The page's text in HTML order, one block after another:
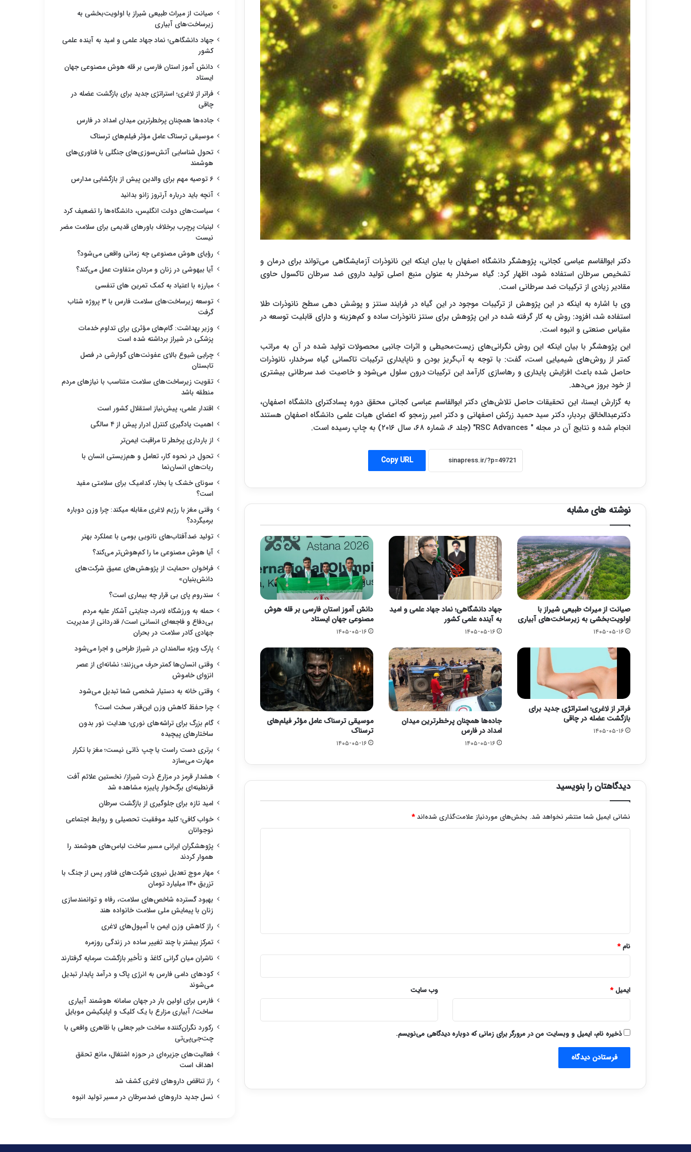
دکتر ابوالقاسم عباسی کجانی، پژوهشگر دانشگاه اصفهان با بیان اینکه این نانوذرات آزمایشگاهی می‌تواند برای درمان و
تشخیص سرطان استفاده شود، اظهار کرد: گیاه سرخدار به عنوان منبع اصلی تولید داروی ضد سرطان تاکسول حاوی
مقادیر زیادی از ترکیبات ضد سرطانی است.
وی با اشاره به اینکه در این پژوهش از ترکیبات موجود در این گیاه در فرایند سنتز و پوشش دهی سطح نانوذرات طلا
استفاده شد، افزود: روش به کار گرفته شده در این پژوهش برای سنتز نانوذرات ساده و کم‌هزینه و دارای قابلیت توسعه در
مقیاس صنعتی و انبوه است.
این پژوهشگر با بیان اینکه این روش نگرانی‌های زیست‌محیطی و اثرات جانبی محصولات تولید شده در آن به مراتب
کمتر از روش‌های شیمیایی است، گفت: با توجه به آب‌گریز بودن و ناپایداری ترکیبات تاکسانی گیاه سرخدار، نانوذرات
حاصل شده باعث افزایش پایداری و رهاسازی کارآمد این ترکیبات درون سلول می‌شود و خاصیت ضد سرطانی بیشتری
از خود بروز می‌دهد.
به گزارش ایسنا، این تحقیقات حاصل تلاش‌های دکتر ابوالقاسم عباسی کجانی محقق دوره پسادکترای دانشگاه اصفهان،
دکترعبدالخالق بردبار، دکتر سید حمید زرکش اصفهانی و دکتر امیر رزمجو که اعضای هیات‌ علمی دانشگاه اصفهان هستند
انجام‌ شده و نتایج آن در مجله " RSC Advances" (جلد ۶، شماره ۶۸، سال ۲۰۱۶) به چاپ رسیده است.
Copy URL
نوشته های مشابه
صیانت از میراث طبیعی شیراز با
اولویت‌بخشی به زیرساخت‌های آبیاری
۱۴۰۵-۰۵-۱۶
جهاد دانشگاهی؛ نماد جهاد علمی و امید
به آینده علمی کشور
۱۴۰۵-۰۵-۱۶
دانش آموز استان فارسی بر قله هوش
مصنوعی جهان ایستاد
۱۴۰۵-۰۵-۱۶
فراتر از لاغری؛ استراتژی جدید برای
بازگشت عضله در چاقی
۱۴۰۵-۰۵-۱۶
جاده‌ها همچنان پرخطرترین میدان
امداد در فارس
۱۴۰۵-۰۵-۱۶
موسیقی ترسناک عامل مؤثر فیلم‌های
ترسناک
۱۴۰۵-۰۵-۱۶
دیدگاهتان را بنویسید
نشانی ایمیل شما منتشر نخواهد شد. بخش‌های موردنیاز علامت‌گذاری شده‌اند*
نام*
ایمیل* وب‌ سایت
ذخیره نام، ایمیل و وبسایت من در مرورگر برای زمانی که دوباره دیدگاهی می‌نویسم.
صیانت از میراث طبیعی شیراز با اولویت‌بخشی به
زیرساخت‌های آبیاری
جهاد دانشگاهی؛ نماد جهاد علمی و امید به آینده علمی
کشور
دانش آموز استان فارسی بر قله هوش مصنوعی جهان
ایستاد
فراتر از لاغری؛ استراتژی جدید برای بازگشت عضله در
چاقی
جاده‌ها همچنان پرخطرترین میدان امداد در فارس
موسیقی ترسناک عامل مؤثر فیلم‌های ترسناک
تحول شناسایی آتش‌سوزی‌های جنگلی با فناوری‌های
هوشمند
۶ توصیه مهم برای والدین پیش از بازگشایی مدارس
آنچه باید درباره آرتروز زانو بدانید
سیاست‌های دولت انگلیس، دانشگاه‌ها را تضعیف کرد
لبنیات پرچرب برخلاف باورهای قدیمی برای سلامت مضر
نیست
رؤیای هوش مصنوعی چه زمانی واقعی می‌شود؟
آیا بیهوشی در زنان و مردان متفاوت عمل می‌کند؟
مبارزه با اعتیاد به کمک تمرین های تنفسی
توسعه زیرساخت‌های سلامت فارس با ۳ پروژه شتاب
گرفت
وزیر بهداشت: گام‌های مؤثری برای تداوم خدمات
پزشکی در شیراز برداشته شده است
چرایی شیوع بالای عفونت‌های گوارشی در فصل
تابستان
تقویت زیرساخت‌های سلامت متناسب با نیازهای مردم
منطقه باشد
اقتدار علمی، پیش‌نیاز استقلال کشور است
اهمیت یادگیری کنترل ادرار پیش از ۴ سالگی
از بارداری پرخطر تا مراقبت ایمن‌تر
تحول در نحوه کار، تعامل و هم‌زیستی انسان با
ربات‌های انسان‌نما
سونای خشک یا بخار، کدامیک برای سلامتی مفید
است؟
وقتی مغز با رژیم لاغری مقابله میکند: چرا وزن دوباره
برمیگردد؟
تولید ضدآفتاب‌های نانویی بومی با عملکرد بهتر
آیا هوش مصنوعی ما را کم‌هوش‌تر می‌کند؟
فراخوان «حمایت از پژوهش‌های عمیق شرکت‌های
دانش‌بنیان»
سندروم پای بی قرار چه بیماری است؟
حمله به ورزشگاه لامرد، جنایتی آشکار علیه مردم
بی‌دفاع و فاجعه‌ای انسانی است/ قدردانی از مدیریت
جهادی کادر سلامت در بحران
پارک ویژه سالمندان در شیراز طراحی و اجرا می‌شود
وقتی انسان‌ها کمتر حرف می‌زنند؛ نشانه‌ای از عصر
انزوای خاموش
وقتی خانه به دستیار شخصی شما تبدیل می‌شود
چرا حفظ کاهش وزن این‌قدر سخت است؟
گام بزرگ برای تراشه‌های نوری؛ هدایت نور بدون
ساختارهای پیچیده
برتری دست راست یا چپ ذاتی نیست؛ مغز با تکرار
مهارت می‌سازد
هشدار قرمز در مزارع ذرت شیراز/ نخستین علائم آفت
قرنطینه‌ای برگ‌خوار پاییزه مشاهده شد
امید تازه برای جلوگیری از بازگشت سرطان
خواب کافی؛ کلید موفقیت تحصیلی و روابط اجتماعی
نوجوانان
پژوهشگران ایرانی مسیر ساخت لباس‌های هوشمند را
هموار کردند
مهار موج تعدیل نیروی شرکت‌های فناور پس از جنگ با
تزریق ۱۴۰ میلیارد تومان
بهبود گسترده شاخص‌های سلامت، رفاه و توانمندسازی
زنان با پیمایش ملی سلامت خانواده هند
راز کاهش وزن ایمن با آمپول‌های لاغری
تمرکز بیشتر با چند تغییر ساده در زندگی روزمره
ناشران میان گرانی کاغذ و تأخیر بازگشت سرمایه گرفتارند
کودهای دامی فارس به انرژی پاک و درآمد پایدار تبدیل
می‌شوند
فارس برای اولین بار در جهان سامانه هوشمند آبیاری
ساخت/ آبیاری مزارع با یک کلیک و اپلیکیشن موبایل
رکورد نگران‌کننده ساخت خبر جعلی با ظاهری واقعی با
چت‌جی‌پی‌تی
فعالیت‌های جزیره‌ای در حوزه اشتغال، مانع تحقق
اهداف است
راز تناقض داروهای لاغری کشف شد
نسل جدید داروهای ضدسرطان در مسیر تولید انبوه